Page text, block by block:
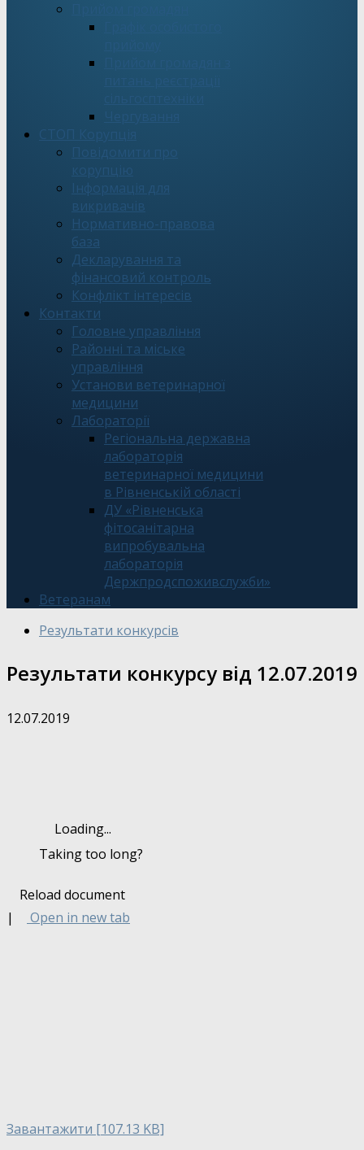
СТОП Корупція
Повідомити про
корупцію
Інформація для
викривачів
Нормативно-правова
база
Декларування та
фінансовий контроль
Конфлікт інтересів
Контакти
Головне управління
Районні та міське
управління
Установи ветеринарної
медицини
Лабораторії
Регіональна державна
лабораторія
ветеринарної медицини
в Рівненській області
ДУ «Рівненська
фітосанітарна
випробувальна
лабораторія
Держпродспоживслужби»
Ветеранам
Результати конкурсів
Результати конкурсу від 12.07.2019
12.07.2019
Loading...
Taking too long?
Reload document
|
Open in new tab
Завантажити [107.13 KB]